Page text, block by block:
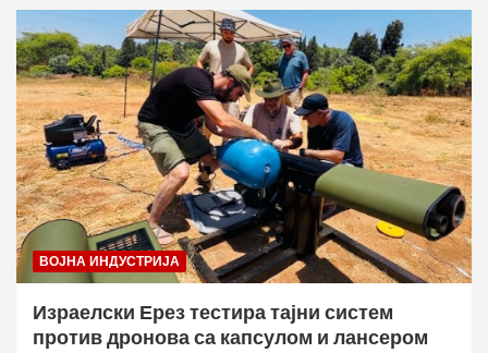
ВОЈНА ИНДУСТРИЈА
Израелски Ерез тестира тајни систем
против дронова са капсулом и лансером